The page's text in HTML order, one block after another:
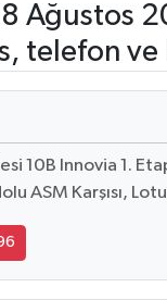
Ağustos
telefon ve
10B Innovia 1.
ASM Karşısı,